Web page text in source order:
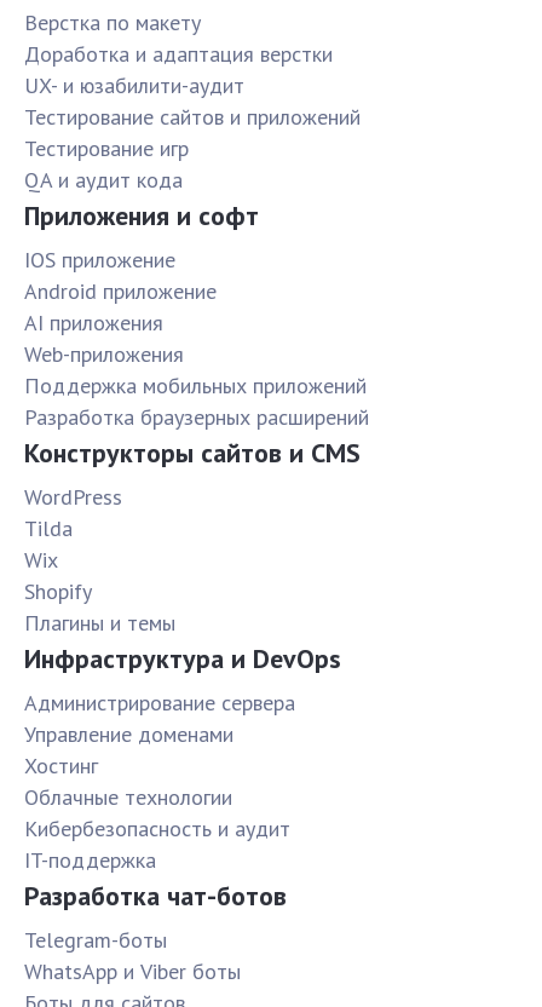
Верстка по макету
Доработка и адаптация верстки
UX- и юзабилити-аудит
Тестирование сайтов и приложений
Тестирование игр
QA и аудит кода
Приложения и софт
IOS приложение
Android приложение
AI приложения
Web-приложения
Поддержка мобильных приложений
Разработка браузерных расширений
Конструкторы сайтов и CMS
WordPress
Tilda
Wix
Shopify
Плагины и темы
Инфраструктура и DevOps
Администрирование сервера
Управление доменами
Хостинг
Облачные технологии
Кибербезопасность и аудит
IT-поддержка
Разработка чат-ботов
Telegram-боты
WhatsApp и Viber боты